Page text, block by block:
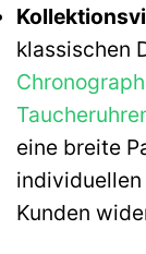
klassischen
eine breite
Kunden